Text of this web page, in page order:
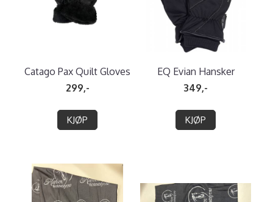
Catago Pax Quilt Gloves
299,-
KJØP
EQ Evian Hansker
349,-
KJØP